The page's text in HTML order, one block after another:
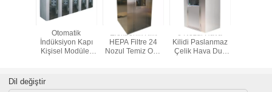
Otomatik
İndüksiyon Kapı
Kişisel Modüler
Elektronik Kilit
HEPA Filtre 24
Nozul Temiz Oda
6 Nozul Hava
Kilidi Paslanmaz
Çelik Hava Duş
Dil değiştir